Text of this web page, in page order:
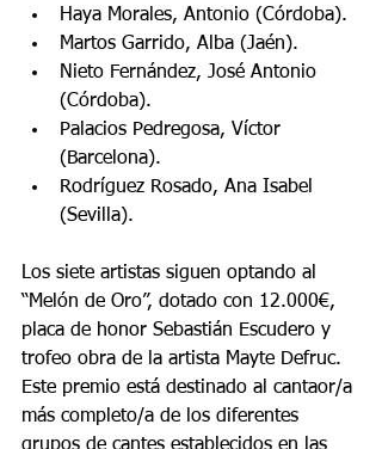
Haya Morales, Antonio (Córdoba).
Martos Garrido, Alba (Jaén).
Nieto Fernández, José Antonio
(Córdoba).
Palacios Pedregosa, Víctor
(Barcelona).
Rodríguez Rosado, Ana Isabel
(Sevilla).
Los siete artistas siguen optando al
“Melón de Oro”, dotado con 12.000€,
placa de honor Sebastián Escudero y
trofeo obra de la artista Mayte Defruc.
Este premio está destinado al cantaor/a
más completo/a de los diferentes